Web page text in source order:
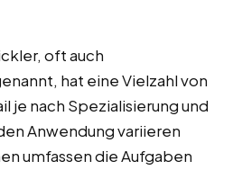
oft auch
hat eine Vielzahl von
je nach Spezialisierung und
Anwendung variieren
umfassen die Aufgaben